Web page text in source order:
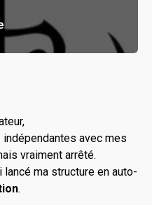
avec mes
vraiment arrêté.
lancé ma structure en auto-
.